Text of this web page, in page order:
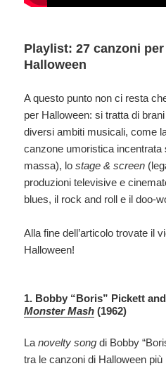
Playlist: 27 canzoni
Halloween
A questo punto non ci resta
per Halloween: si tratta di
diversi ambiti musicali, come
canzone umoristica incentrata
massa), lostage & screen
produzioni televisive e
blues, il rock and roll e il doo-
Alla fine dell’articolo trovate il
Halloween!
1. Bobby “Boris” Pickett
Monster Mash (1962)
Lanovelty song di Bobby
tra le canzoni di Halloween